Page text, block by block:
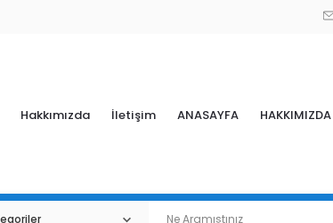
Hakkımızda İletişim ANASAYFA HAKKIMIZDA